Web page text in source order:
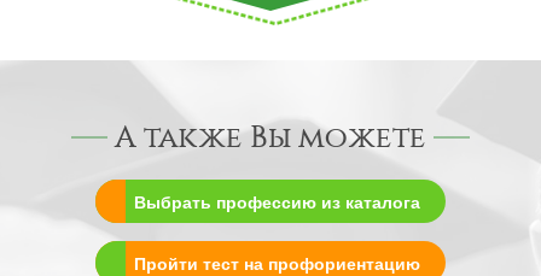
А также Вы можете
Выбрать профессию из каталога
Пройти тест на профориентацию